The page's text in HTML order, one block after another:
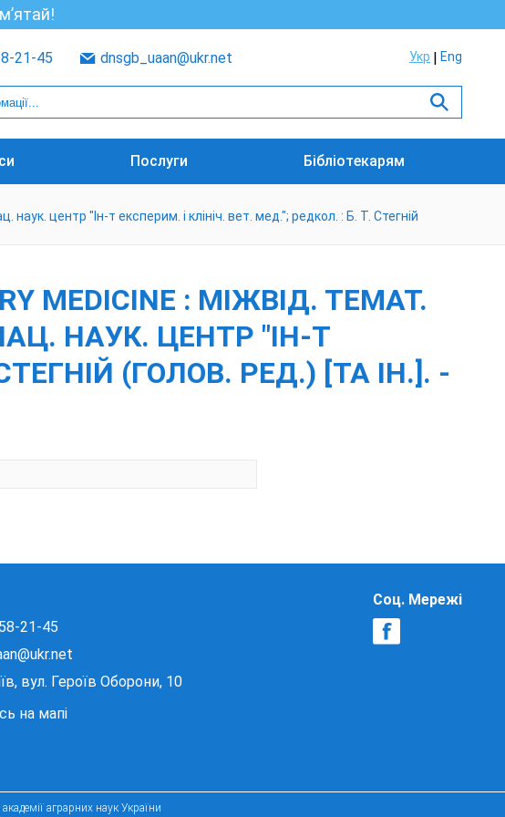
21-45 dnsgb_uaan@ukr.net Укр Eng
Послуги Бібліотекарям
центр "Ін-т експерим. і клініч. вет. мед."; редкол. : Б. Т. Стегній
MEDICINE : МІЖВІД. ТЕМАТ.
НАУК. ЦЕНТР "ІН-Т
(ГОЛОВ. РЕД.) [ТА ІН.]. -
21-45
вул. Героїв Оборони, 10
на мапі
Соц. Мережі
аграрних наук України